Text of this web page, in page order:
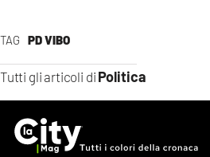
TAG PD VIBO
Tutti gli articoli di Politica